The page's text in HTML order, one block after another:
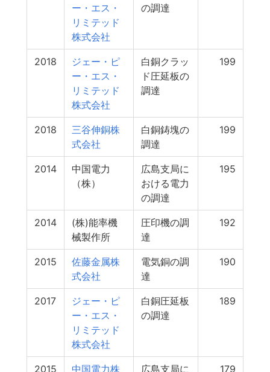
ー・エス・
リミテッド
株式会社
の調達
2018
ジェー・ピ
ー・エス・
リミテッド
株式会社
白銅クラッ
ド圧延板の
調達
199
2018
三谷伸銅株
式会社
白銅鋳塊の
調達
199
2014
中国電力
（株）
広島支局に
おける電力
の調達
195
2014
(株)能率機
械製作所
圧印機の調
達
192
2015
佐藤金属株
式会社
電気銅の調
達
190
2017
ジェー・ピ
ー・エス・
リミテッド
株式会社
白銅圧延板
の調達
189
2015
中国電力株
広島支局に
179